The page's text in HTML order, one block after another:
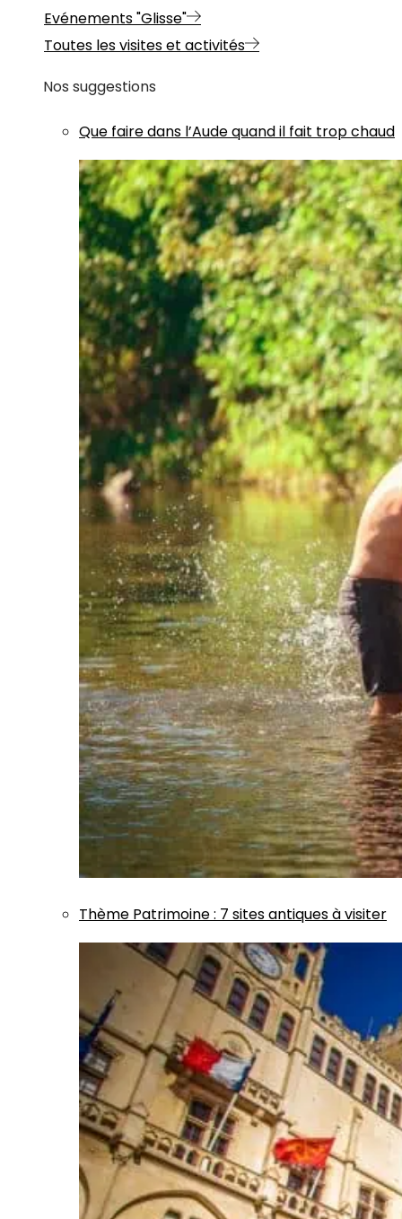
Evénements "Glisse"
Toutes les visites et activités
Nos suggestions
Que faire dans l’Aude quand il fait trop chaud
Thème Patrimoine: 7 sites antiques à visiter